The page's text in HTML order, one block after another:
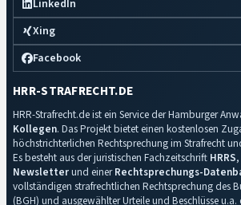
LinkedIn
Xing
Facebook
HRR-STRAFRECHT.DE
HRR-Strafrecht.de ist ein Service der Hamburger
Kollegen. Das Projekt bietet einen kostenlosen
höchstrichterlichen Rechtsprechung im Strafrecht
Es besteht aus der juristischen Fachzeitschrift HRRS
Newsletterund einerRechtsprechungs-
vollständigen strafrechtlichen Rechtsprechung des
(BGH) und ausgewählter Urteile und Beschlüsse u.a.